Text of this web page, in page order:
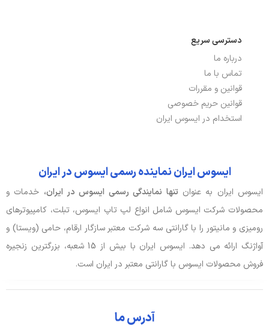
دسترسی سریع
درباره ما
تماس با ما
قوانین و مقررات
قوانین حریم خصوصی
استخدام در ایسوس ایران
ایسوس ایران نماینده رسمی ایسوس در ایران
ایسوس ایران به عنوان تنها نمایندگی رسمی ایسوس در ایران، خدمات و
محصولات شرکت ایسوس شامل انواع لپ تاپ ایسوس، تبلت، کامپیوترهای
رومیزی و مانیتور را با گارانتی سه شرکت معتبر سازگار ارقام، حامی (ویستا) و
آواژنگ ارائه می دهد. ایسوس ایران با بیش از 15 شعبه، بزرگترین زنجیره
فروش محصولات ایسوس با گارانتی معتبر در ایران است.
آدرس ما